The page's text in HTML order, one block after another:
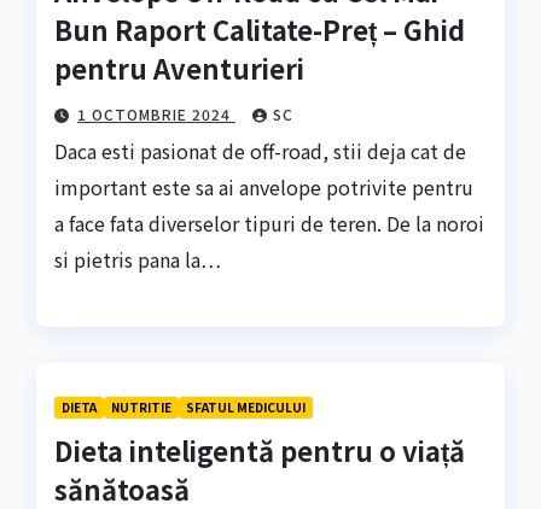
Bun Raport Calitate-Preț – Ghid
pentru Aventurieri
1 OCTOMBRIE 2024 SC
Daca esti pasionat de off-road, stii deja cat de
important este sa ai anvelope potrivite pentru
a face fata diverselor tipuri de teren. De la noroi
si pietris pana la…
DIETA NUTRITIE SFATUL MEDICULUI
Dieta inteligentă pentru o viață
sănătoasă